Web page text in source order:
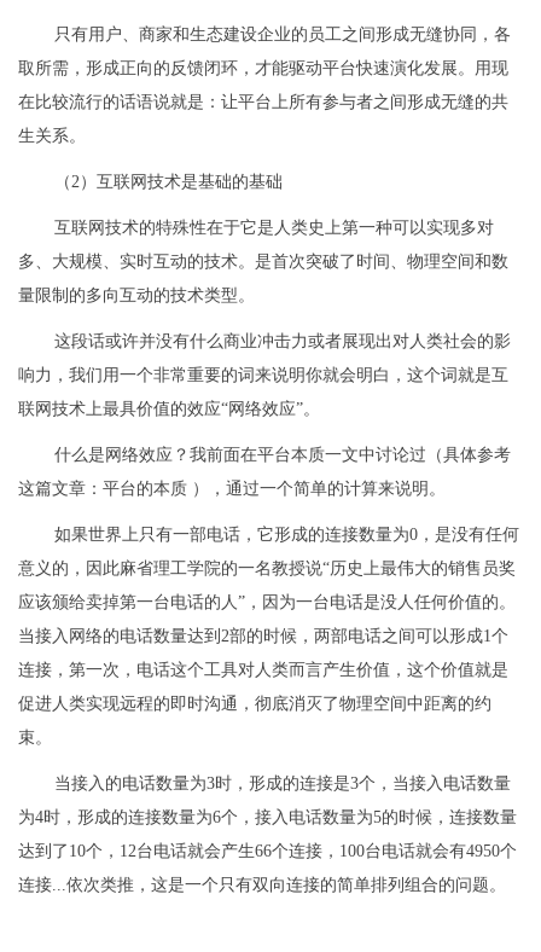
只有用户、商家和生态建设企业的员工之间形成无缝协同，各
取所需，形成正向的反馈闭环，才能驱动平台快速演化发展。用现
在比较流行的话语说就是：让平台上所有参与者之间形成无缝的共
生关系。
（2）互联网技术是基础的基础
互联网技术的特殊性在于它是人类史上第一种可以实现多对
多、大规模、实时互动的技术。是首次突破了时间、物理空间和数
量限制的多向互动的技术类型。
这段话或许并没有什么商业冲击力或者展现出对人类社会的影
响力，我们用一个非常重要的词来说明你就会明白，这个词就是互
联网技术上最具价值的效应“网络效应”。
什么是网络效应？我前面在平台本质一文中讨论过（具体参考
这篇文章：平台的本质 ），通过一个简单的计算来说明。
如果世界上只有一部电话，它形成的连接数量为0，是没有任何
意义的，因此麻省理工学院的一名教授说“历史上最伟大的销售员奖
应该颁给卖掉第一台电话的人”，因为一台电话是没人任何价值的。
当接入网络的电话数量达到2部的时候，两部电话之间可以形成1个
连接，第一次，电话这个工具对人类而言产生价值，这个价值就是
促进人类实现远程的即时沟通，彻底消灭了物理空间中距离的约
束。
当接入的电话数量为3时，形成的连接是3个，当接入电话数量
为4时，形成的连接数量为6个，接入电话数量为5的时候，连接数量
达到了10个，12台电话就会产生66个连接，100台电话就会有4950个
连接...依次类推，这是一个只有双向连接的简单排列组合的问题。